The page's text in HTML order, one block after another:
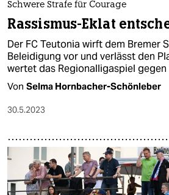
Schwere Strafe für Courage
Rassismus-Eklat
Der FC Teutonia wirft dem Bremer
Beleidigung vor und verlässt den
wertet das Regionalligaspiel gegen
Von Selma Hornbacher-Schönleber
30.5.2023